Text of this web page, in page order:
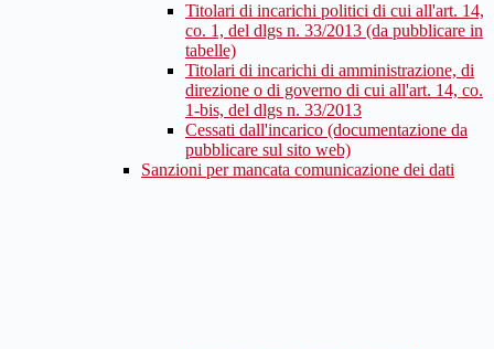
Titolari di incarichi politici di cui all'art. 14,
co. 1, del dlgs n. 33/2013 (da pubblicare in
tabelle)
Titolari di incarichi di amministrazione, di
direzione o di governo di cui all'art. 14, co.
1-bis, del dlgs n. 33/2013
Cessati dall'incarico (documentazione da
pubblicare sul sito web)
Sanzioni per mancata comunicazione dei dati